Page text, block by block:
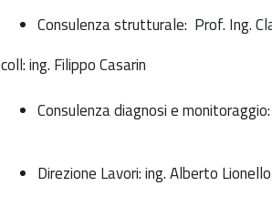
Consulenza strutturale: Prof. Ing.
coll: ing. Filippo Casarin
Consulenza diagnosi e monitoraggio:
Direzione Lavori:ing.Alberto Lionello